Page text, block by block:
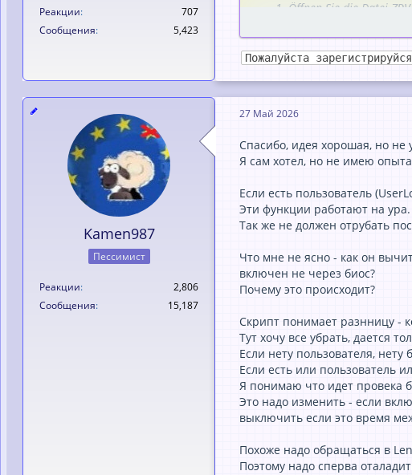
Реакции
707
Сообщения
5,423
Öffnen Sie die Datei
Ersetzen Sie den
Исходный код
if
...
Nachher (Geänderter Code
Ersetzen Sie den Abschnitt
noch aktiv ist, wartet das
Исходный код
if
isionOutput =
} else {
Пожалуйста
Kamen987
Пессимист
Реакции
2,806
Сообщения
15,187
27 Май 2026
Спасибо, идея хорошая, но не
Я сам хотел, но не имею
Если есть пользователь
Эти функции работают на ура.
Так же не должен отрубать
Что мне не ясно - как он
включен не через биос?
Почему это происходит?
Скрипт понимает разнницу -
Тут хочу все убрать, дается
Если нету пользователя,
Если есть или пользователь
Я понимаю что идет провека
Это надо изменить - если
выключить если это время
Похоже надо обращаться в
Поэтому надо сперва